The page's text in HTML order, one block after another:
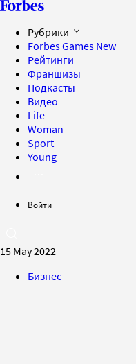
Рубрики
Forbes Games New
Рейтинги
Франшизы
Подкасты
Видео
Life
Woman
Sport
Young
Войти
15 May 2022
Бизнес